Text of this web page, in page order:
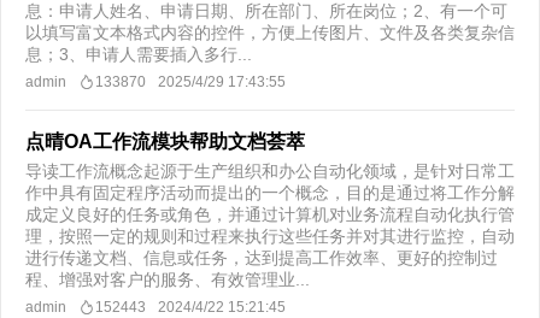
息：申请人姓名、申请日期、所在部门、所在岗位；2、有一个可
以填写富文本格式内容的控件，方便上传图片、文件及各类复杂信
息；3、申请人需要插入多行...
admin 133870 2025/4/29 17:43:55
点晴OA工作流模块帮助文档荟萃
导读工作流概念起源于生产组织和办公自动化领域，是针对日常工
作中具有固定程序活动而提出的一个概念，目的是通过将工作分解
成定义良好的任务或角色，并通过计算机对业务流程自动化执行管
理，按照一定的规则和过程来执行这些任务并对其进行监控，自动
进行传递文档、信息或任务，达到提高工作效率、更好的控制过
程、增强对客户的服务、有效管理业...
admin 152443 2024/4/22 15:21:45